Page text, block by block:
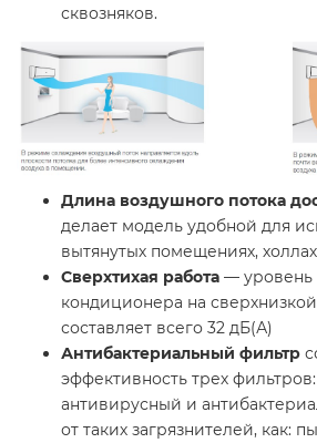
сквозняков.
Длина воздушного потока
делает модель удобной для
вытянутых помещениях,
Сверхтихая работа — уровень
кондиционера на
составляет всего 32 дБ(А)
Антибактериальный фильтр
эффективность трех
антивирусный и
от таких загрязнителей, как: